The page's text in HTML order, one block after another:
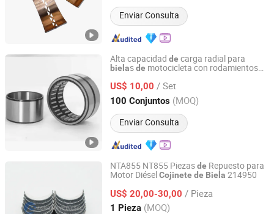
Enviar Consulta
Alta capacidad de carga radial para
bielasde motocicleta con rodamientos
US$ 10,00 / Set
100 Conjuntos (MOQ)
Enviar Consulta
Changzhou Kalerui Import and Export Trading Co., Ltd
Jiangsu, China Desde 2025
NTA855 NT855 Piezasde Repuesto para
Motor Diésel Cojinete de Biela 214950
US$ 20,00-30,00 / Pieza
1 Pieza (MOQ)
Chongqing Longshine Import And Export Co., Ltd.
Chongqing, China Desde 2021